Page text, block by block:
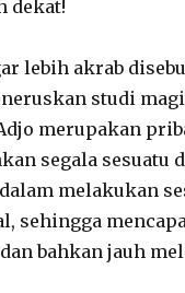
dekat!
lebih akrab
studi
merupakan
segala sesuatu
melakukan
sehingga
bahkan jauh